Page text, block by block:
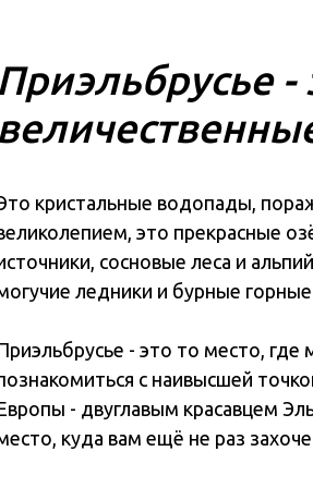
-
кристальные водопады,
это прекрасные
сосновые леса и
ледники и бурные
- это то место, где
с наивысшей
- двуглавым красавцем
куда вам ещё не раз